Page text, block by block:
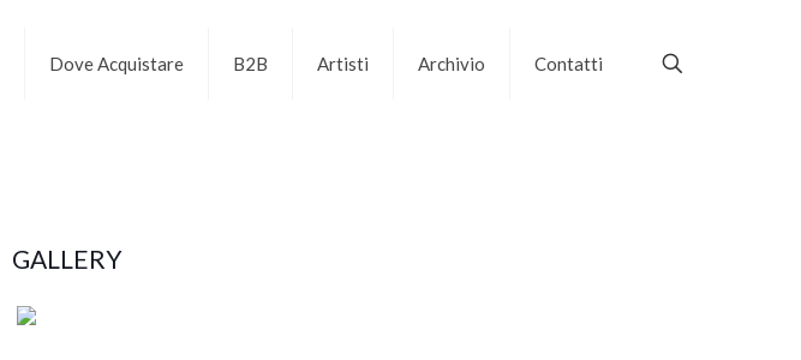
Dove Acquistare B2B Artisti Archivio Contatti
GALLERY